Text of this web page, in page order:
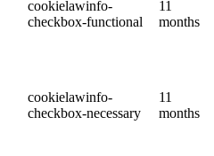
cookielawinfo-
checkbox-functional
11
months
cookielawinfo-
checkbox-necessary
11
months